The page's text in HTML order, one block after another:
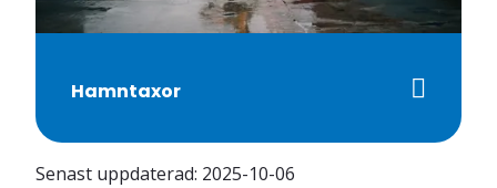
Hamntaxor
Senast uppdaterad: 2025-10-06